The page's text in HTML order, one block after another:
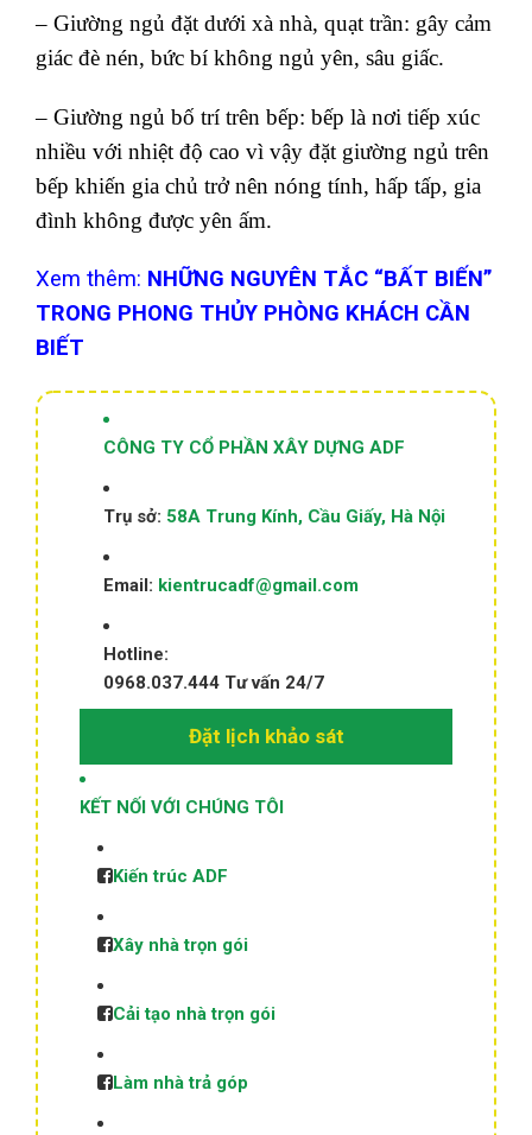
– Giường ngủ đặt dưới xà nhà, quạt trần: gây cảm
giác đè nén, bức bí không ngủ yên, sâu giấc.
– Giường ngủ bố trí trên bếp: bếp là nơi tiếp xúc
nhiều với nhiệt độ cao vì vậy đặt giường ngủ trên
bếp khiến gia chủ trở nên nóng tính, hấp tấp, gia
đình không được yên ấm.
Xem thêm: NHỮNG NGUYÊN TẮC “BẤT BIẾN”
TRONG PHONG THỦY PHÒNG KHÁCH CẦN
BIẾT
CÔNG TY CỔ PHẦN XÂY DỰNG ADF
Trụ sở: 58A Trung Kính, Cầu Giấy, Hà Nội
Email: kientrucadf@gmail.com
Hotline:
0968.037.444 Tư vấn 24/7
Đặt lịch khảo sát
KẾT NỐI VỚI CHÚNG TÔI
Kiến trúc ADF
Xây nhà trọn gói
Cải tạo nhà trọn gói
Làm nhà trả góp